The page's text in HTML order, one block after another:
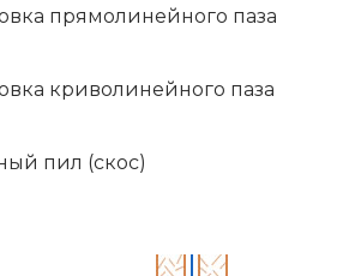
прямолинейного паза
криволинейного паза
пил (скос)